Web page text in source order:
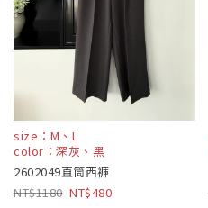
size：M、L
color：深灰、黑
2602049直筒西褲
1180
480